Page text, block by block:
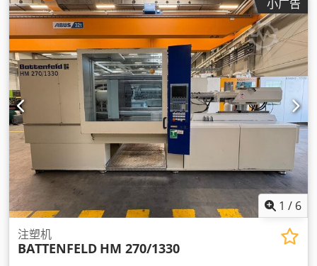
小广告
1 / 6
注塑机
BATTENFELD HM 270/1330